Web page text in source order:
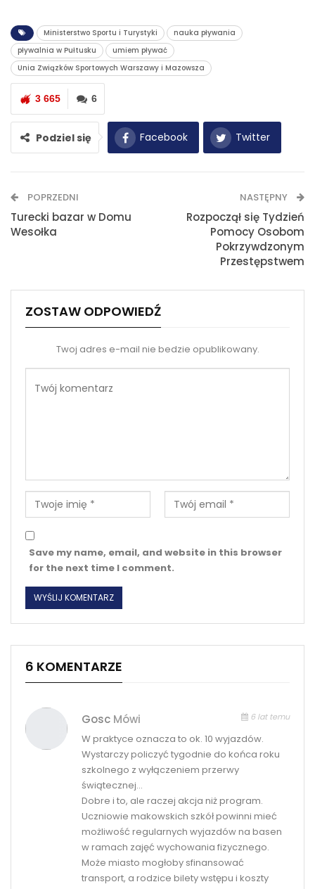
Ministerstwo Sportu i Turystyki
nauka pływania
pływalnia w Pułtusku
umiem pływać
Unia Związków Sportowych Warszawy i Mazowsza
6
3 665
Podziel się Facebook Twitter
POPRZEDNI
Turecki bazar w Domu
Wesołka
NASTĘPNY
Rozpoczął się Tydzień
Pomocy Osobom
Pokrzywdzonym
Przestępstwem
ZOSTAW ODPOWIEDŹ
Twoj adres e-mail nie bedzie opublikowany.
Save my name, email, and website in this browser
for the next time I comment.
6 KOMENTARZE
Gosc Mówi 6 lat temu
W praktyce oznacza to ok. 10 wyjazdów.
Wystarczy policzyć tygodnie do końca roku
szkolnego z wyłączeniem przerwy
świątecznej…
Dobre i to, ale raczej akcja niż program.
Uczniowie makowskich szkół powinni mieć
możliwość regularnych wyjazdów na basen
w ramach zajęć wychowania fizycznego.
Może miasto mogłoby sfinansować
transport, a rodzice bilety wstępu i koszty